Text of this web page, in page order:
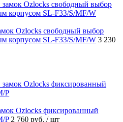
Ozlocks свободный выбор
корпусом SL-F33/S/MF/W 3 230
Ozlocks фиксированный
P 2 760 руб. / шт